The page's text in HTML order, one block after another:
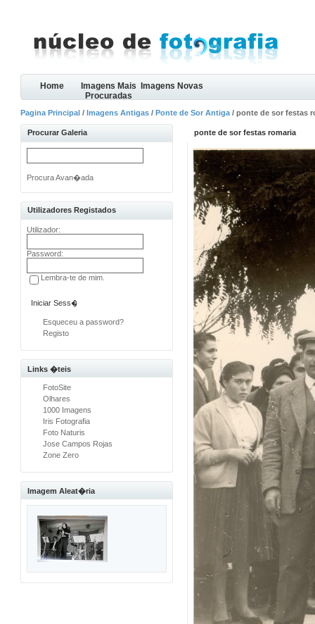
Home
Imagens Mais
Procuradas
Imagens Novas
Pagina Principal /Imagens Antigas /Ponte de Sor Antiga / ponte de sor festas
Procurar Galeria
Procura Avan�ada
Utilizadores Registados
Utilizador:
Password:
Lembra-te de mim.
Esqueceu a password?
Registo
Links �teis
FotoSite
Olhares
1000 Imagens
Iris Fotografia
Foto Naturis
Jose Campos Rojas
Zone Zero
Imagem Aleat�ria
ponte de sor festas romaria